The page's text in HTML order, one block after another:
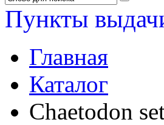
Пункты
Главная
Каталог
Chaetodon